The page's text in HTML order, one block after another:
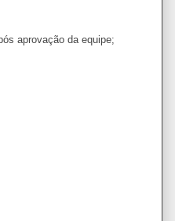
aprovação da equipe;